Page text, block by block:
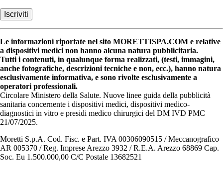
Le informazioni riportate nel sito MORETTISPA.COM e relative
a dispositivi medici non hanno alcuna natura pubblicitaria.
Tutti i contenuti, in qualunque forma realizzati, (testi, immagini,
anche fotografiche, descrizioni tecniche e non, ecc.), hanno natura
esclusivamente informativa, e sono rivolte esclusivamente a
operatori professionali.
Circolare Ministero della Salute. Nuove linee guida della pubblicità
sanitaria concernente i dispositivi medici, dispositivi medico-
diagnostici in vitro e presidi medico chirurgici del DM IVD PMC
21/07/2025.
Moretti S.p.A. Cod. Fisc. e Part. IVA 00306090515 / Meccanografico
AR 005370 / Reg. Imprese Arezzo 3932 / R.E.A. Arezzo 68869 Cap.
Soc. Eu 1.500.000,00 C/C Postale 13682521